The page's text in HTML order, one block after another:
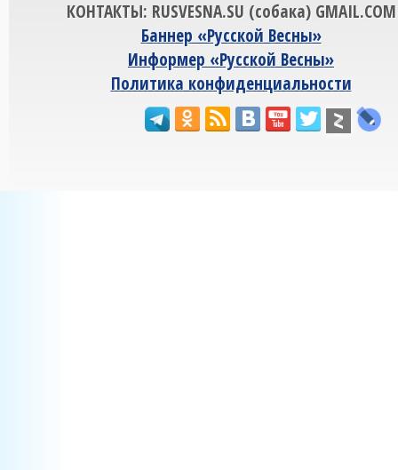
КОНТАКТЫ: RUSVESNA.SU (собака) GMAIL.COM
Баннер «Русской Весны»
Информер «Русской Весны»
Политика конфиденциальности